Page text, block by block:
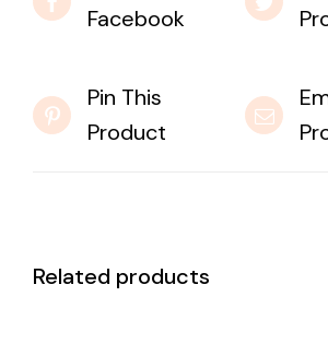
Facebook
Pin This
Product
Related products